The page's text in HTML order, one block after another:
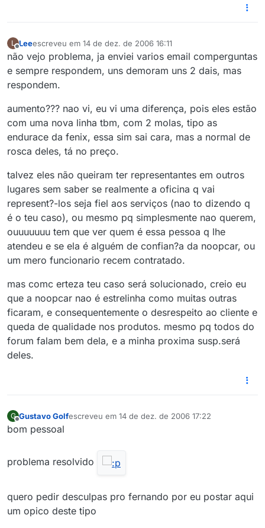
L
Offline
Leeescreveu em 14 de dez. de 2006 16:11
última edição por
não vejo problema, ja enviei varios email comperguntas
e sempre respondem, uns demoram uns 2 dais, mas
respondem.
aumento??? nao vi, eu vi uma diferença, pois eles estão
com uma nova linha tbm, com 2 molas, tipo as
endurace da fenix, essa sim sai cara, mas a normal de
rosca deles, tá no preço.
talvez eles não queiram ter representantes em outros
lugares sem saber se realmente a oficina q vai
represent?-los seja fiel aos serviços (nao to dizendo q
é o teu caso), ou mesmo pq simplesmente nao querem,
ouuuuuuu tem que ver quem é essa pessoa q lhe
atendeu e se ela é alguém de confian?a da noopcar, ou
um mero funcionario recem contratado.
mas comc erteza teu caso será solucionado, creio eu
que a noopcar nao é estrelinha como muitas outras
ficaram, e consequentemente o desrespeito ao cliente e
queda de qualidade nos produtos. mesmo pq todos do
forum falam bem dela, e a minha proxima susp.será
deles.
G Gustavo Golfescreveu em 14 de dez. de 2006 17:22
última edição por
bom pessoal
problema resolvido
quero pedir desculpas pro fernando por eu postar aqui
um opico deste tipo